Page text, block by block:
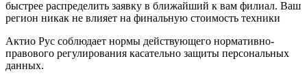
быстрее распределить заявку в ближайший к вам филиал. Ваш
регион никак не влияет на финальную стоимость техники
Актио Рус соблюдает нормы действующего нормативно-
правового регулирования касательно защиты персональных
данных.